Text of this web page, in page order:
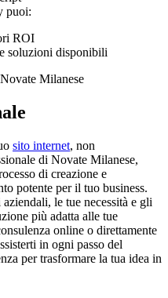
puoi:
ROI
soluzioni disponibili
Milanese
sito internet, non
di Novate Milanese,
di creazione e
potente per il tuo business.
le tue necessità e gli
più adatta alle tue
online o direttamente
in ogni passo del
per trasformare la tua idea in